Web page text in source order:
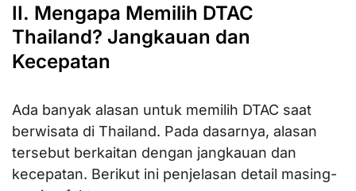
II. Mengapa Memilih DTAC
Thailand? Jangkauan dan
Kecepatan
Ada banyak alasan untuk memilih DTAC saat
berwisata di Thailand. Pada dasarnya, alasan
tersebut berkaitan dengan jangkauan dan
kecepatan. Berikut ini penjelasan detail masing-